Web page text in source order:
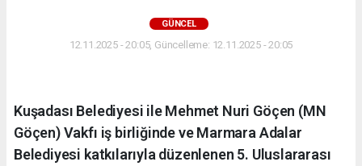
GÜNCEL
12.11.2025 - 20:05, Güncelleme: 12.11.2025 - 20:05
Kuşadası Belediyesi ile Mehmet Nuri Göçen (MN
Göçen) Vakfı iş birliğinde ve Marmara Adalar
Belediyesi katkılarıyla düzenlenen 5. Uluslararası